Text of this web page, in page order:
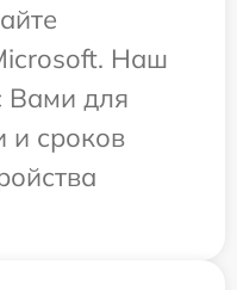
Наш
Вами для
и сроков